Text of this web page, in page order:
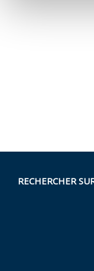
RECHERCHER